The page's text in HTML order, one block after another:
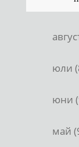
юли
юни
май